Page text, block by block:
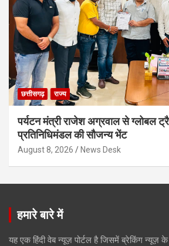
छत्तीसगढ़ राज्य
पर्यटन मंत्री राजेश अग्रवाल से ग्लोबल
प्रतिनिधिमंडल की सौजन्य भेंट
August 8, 2026 News Desk
हमारे बारे में
यह एक हिंदी वेब न्यूज़ पोर्टल है जिसमें ब्रेकिंग न्यूज़ के